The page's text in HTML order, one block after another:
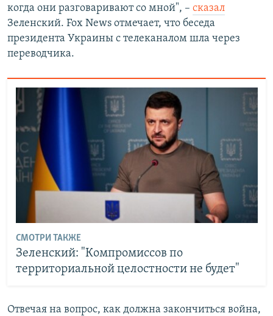
когда они разговаривают со мной", – сказал
Зеленский. Fox News отмечает, что беседа
президента Украины с телеканалом шла через
переводчика.
СМОТРИ ТАКЖЕ
Зеленский: "Компромиссов по
территориальной целостности не будет"
Отвечая на вопрос, как должна закончиться война,